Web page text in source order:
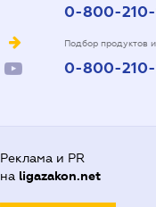
0-800-210-
Подбор продуктов
0-800-210-
Реклама и PR
на ligazakon.net